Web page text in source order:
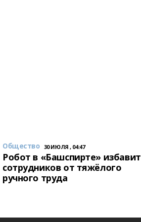
Общество 30 ИЮЛЯ , 04:47
Робот в «Башспирте» избавит
сотрудников от тяжёлого
ручного труда